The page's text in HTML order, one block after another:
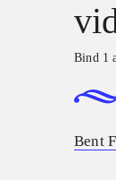
Bind 1
Bent